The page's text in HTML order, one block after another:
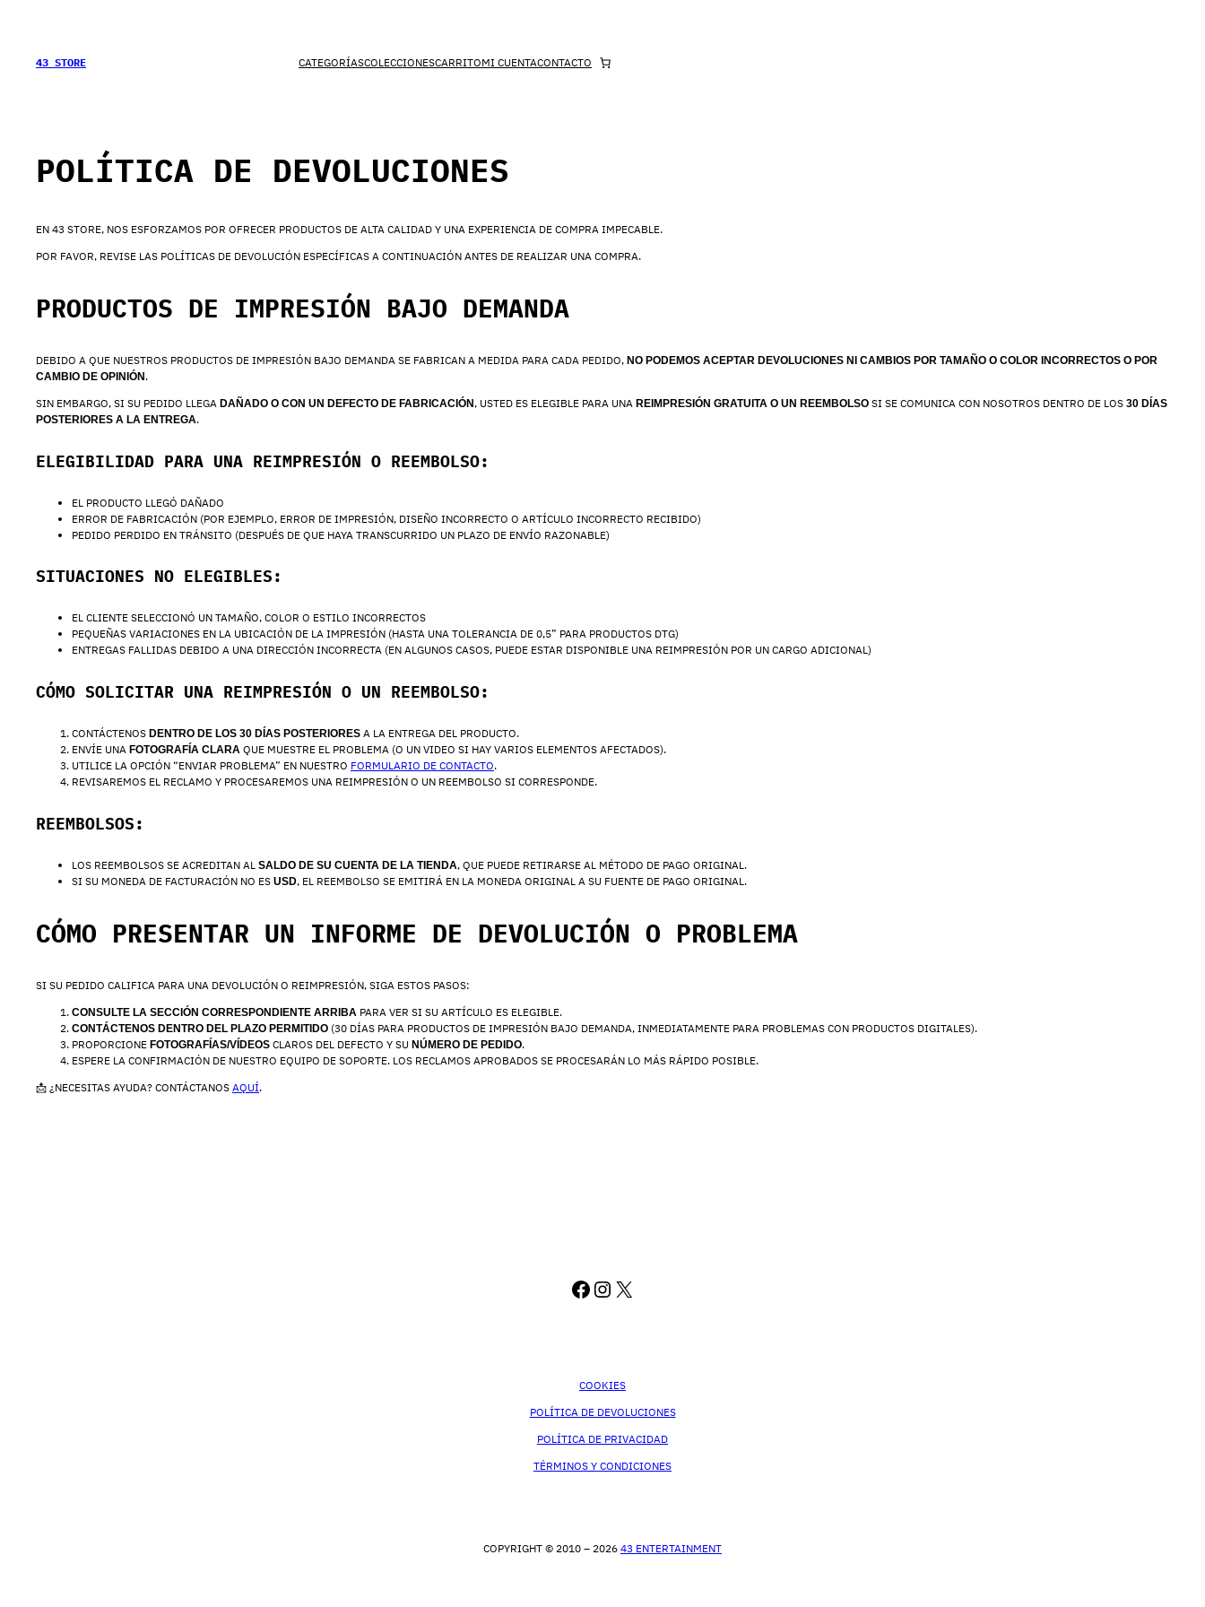
43 STORE
CATEGORÍASCOLECCIONESCARRITOMI CUENTACONTACTO
POLÍTICA DE DEVOLUCIONES
EN 43 STORE, NOS ESFORZAMOS POR OFRECER PRODUCTOS DE ALTA CALIDAD Y UNA EXPERIENCIA DE COMPRA IMPECABLE.
POR FAVOR, REVISE LAS POLÍTICAS DE DEVOLUCIÓN ESPECÍFICAS A CONTINUACIÓN ANTES DE REALIZAR UNA COMPRA.
PRODUCTOS DE IMPRESIÓN BAJO DEMANDA
DEBIDO A QUE NUESTROS PRODUCTOS DE IMPRESIÓN BAJO DEMANDA SE FABRICAN A MEDIDA PARA CADA PEDIDO, NO PODEMOS ACEPTAR DEVOLUCIONES NI CAMBIOS POR TAMAÑO O COLOR INCORRECTOS O POR
CAMBIO DE OPINIÓN.
SIN EMBARGO, SI SU PEDIDO LLEGA DAÑADO O CON UN DEFECTO DE FABRICACIÓN, USTED ES ELEGIBLE PARA UNA REIMPRESIÓN GRATUITA O UN REEMBOLSO SI SE COMUNICA CON NOSOTROS DENTRO DE LOS 30 DÍAS
POSTERIORES A LA ENTREGA.
ELEGIBILIDAD PARA UNA REIMPRESIÓN O REEMBOLSO:
EL PRODUCTO LLEGÓ DAÑADO
ERROR DE FABRICACIÓN (POR EJEMPLO, ERROR DE IMPRESIÓN, DISEÑO INCORRECTO O ARTÍCULO INCORRECTO RECIBIDO)
PEDIDO PERDIDO EN TRÁNSITO (DESPUÉS DE QUE HAYA TRANSCURRIDO UN PLAZO DE ENVÍO RAZONABLE)
SITUACIONES NO ELEGIBLES:
EL CLIENTE SELECCIONÓ UN TAMAÑO, COLOR O ESTILO INCORRECTOS
PEQUEÑAS VARIACIONES EN LA UBICACIÓN DE LA IMPRESIÓN (HASTA UNA TOLERANCIA DE 0,5” PARA PRODUCTOS DTG)
ENTREGAS FALLIDAS DEBIDO A UNA DIRECCIÓN INCORRECTA (EN ALGUNOS CASOS, PUEDE ESTAR DISPONIBLE UNA REIMPRESIÓN POR UN CARGO ADICIONAL)
CÓMO SOLICITAR UNA REIMPRESIÓN O UN REEMBOLSO:
CONTÁCTENOS DENTRO DE LOS 30 DÍAS POSTERIORES A LA ENTREGA DEL PRODUCTO.
ENVÍE UNA FOTOGRAFÍA CLARA QUE MUESTRE EL PROBLEMA (O UN VIDEO SI HAY VARIOS ELEMENTOS AFECTADOS).
UTILICE LA OPCIÓN “ENVIAR PROBLEMA” EN NUESTRO FORMULARIO DE CONTACTO.
REVISAREMOS EL RECLAMO Y PROCESAREMOS UNA REIMPRESIÓN O UN REEMBOLSO SI CORRESPONDE.
REEMBOLSOS:
LOS REEMBOLSOS SE ACREDITAN AL SALDO DE SU CUENTA DE LA TIENDA, QUE PUEDE RETIRARSE AL MÉTODO DE PAGO ORIGINAL.
SI SU MONEDA DE FACTURACIÓN NO ES USD, EL REEMBOLSO SE EMITIRÁ EN LA MONEDA ORIGINAL A SU FUENTE DE PAGO ORIGINAL.
CÓMO PRESENTAR UN INFORME DE DEVOLUCIÓN O PROBLEMA
SI SU PEDIDO CALIFICA PARA UNA DEVOLUCIÓN O REIMPRESIÓN, SIGA ESTOS PASOS:
CONSULTE LA SECCIÓN CORRESPONDIENTE ARRIBA PARA VER SI SU ARTÍCULO ES ELEGIBLE.
CONTÁCTENOS DENTRO DEL PLAZO PERMITIDO (30 DÍAS PARA PRODUCTOS DE IMPRESIÓN BAJO DEMANDA, INMEDIATAMENTE PARA PROBLEMAS CON PRODUCTOS DIGITALES).
PROPORCIONE FOTOGRAFÍAS/VÍDEOS CLAROS DEL DEFECTO Y SU NÚMERO DE PEDIDO.
ESPERE LA CONFIRMACIÓN DE NUESTRO EQUIPO DE SOPORTE. LOS RECLAMOS APROBADOS SE PROCESARÁN LO MÁS RÁPIDO POSIBLE.
📩 ¿NECESITAS AYUDA? CONTÁCTANOS AQUÍ.
FACEBOOK
INSTAGRAM
X
COOKIES
POLÍTICA DE DEVOLUCIONES
POLÍTICA DE PRIVACIDAD
TÉRMINOS Y CONDICIONES
COPYRIGHT © 2010 – 2026 43 ENTERTAINMENT